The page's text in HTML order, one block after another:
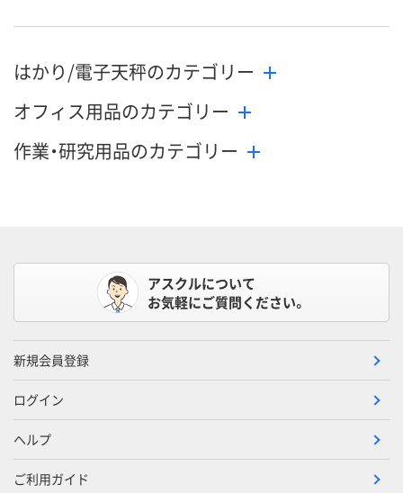
数量
カゴへ
販売停止中です
はかり/電子天秤のカテゴリー
オフィス用品のカテゴリー
作業・研究用品のカテゴリー
アスクルについて
お気軽にご質問ください。
新規会員登録
ログイン
ヘルプ
ご利用ガイド